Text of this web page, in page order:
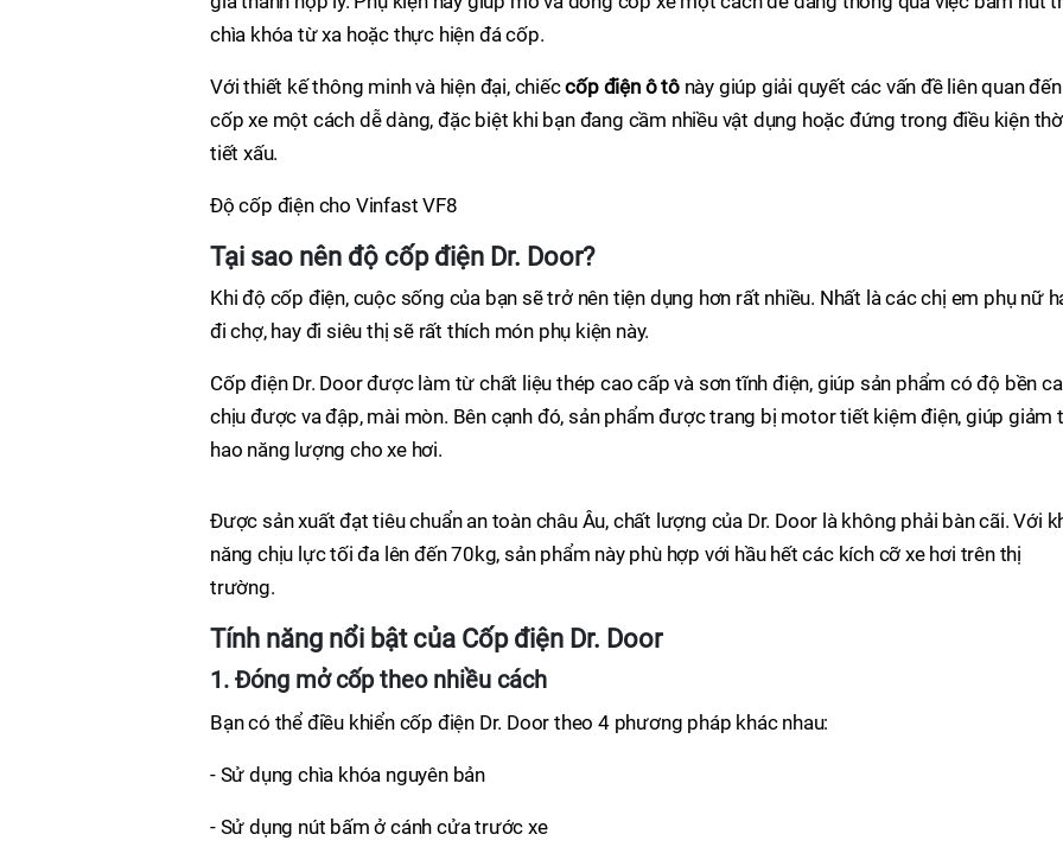
chìa khóa từ xa hoặc thực hiện đá cốp.
Với thiết kế thông minh và hiện đại, chiếccốp điện ô tônày giúp giải quyết các vấn đề liên quan đến
cốp xe một cách dễ dàng, đặc biệt khi bạn đang cầm nhiều vật dụng hoặc đứng trong điều kiện
tiết xấu.
Độ cốp điện cho Vinfast VF8
Tại sao nên độ cốp điện Dr. Door?
Khi độ cốp điện, cuộc sống của bạn sẽ trở nên tiện dụng hơn rất nhiều. Nhất là các chị em phụ nữ
đi chợ, hay đi siêu thị sẽ rất thích món phụ kiện này.
Cốp điện Dr. Door được làm từ chất liệu thép cao cấp và sơn tĩnh điện, giúp sản phẩm có độ bền
chịu được va đập, mài mòn. Bên cạnh đó, sản phẩm được trang bị motor tiết kiệm điện, giúp giảm
hao năng lượng cho xe hơi.
Được sản xuất đạt tiêu chuẩn an toàn châu Âu, chất lượng của Dr. Door là không phải bàn cãi. Với
năng chịu lực tối đa lên đến 70kg, sản phẩm này phù hợp với hầu hết các kích cỡ xe hơi trên thị
trường.
Tính năng nổi bật của Cốp điện Dr. Door
1. Đóng mở cốp theo nhiều cách
Bạn có thể điều khiển cốp điện Dr. Door theo 4 phương pháp khác nhau:
- Sử dụng chìa khóa nguyên bản
- Sử dụng nút bấm ở cánh cửa trước xe